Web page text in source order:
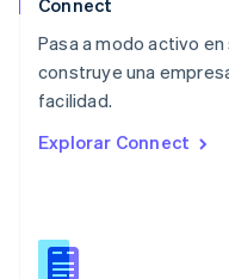
Connect
Pasa a modo activo
construye una
facilidad.
Explorar Connect
Nueva Zelandia
English
Países Bajos
Polonia
RAE de Hong Kong,
English